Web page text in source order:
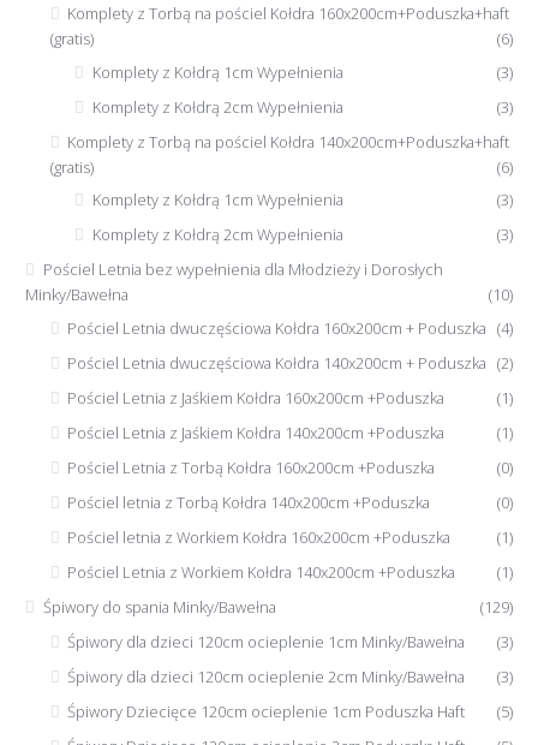
Komplety z Torbą na pościel Kołdra 160x200cm+Poduszka+haft
(gratis)
(6)
Komplety z Kołdrą 1cm Wypełnienia
(3)
Komplety z Kołdrą 2cm Wypełnienia
(3)
Komplety z Torbą na pościel Kołdra 140x200cm+Poduszka+haft
(gratis)
(6)
Komplety z Kołdrą 1cm Wypełnienia
(3)
Komplety z Kołdrą 2cm Wypełnienia
(3)
Pościel Letnia bez wypełnienia dla Młodzieży i Dorosłych
Minky/Bawełna
(10)
Pościel Letnia dwuczęściowa Kołdra 160x200cm + Poduszka (4)
Pościel Letnia dwuczęściowa Kołdra 140x200cm + Poduszka (2)
Pościel Letnia z Jaśkiem Kołdra 160x200cm +Poduszka
(1)
Pościel Letnia z Jaśkiem Kołdra 140x200cm +Poduszka
(1)
Pościel Letnia z Torbą Kołdra 160x200cm +Poduszka
(0)
Pościel letnia z Torbą Kołdra 140x200cm +Poduszka
(0)
Pościel letnia z Workiem Kołdra 160x200cm +Poduszka
(1)
Pościel Letnia z Workiem Kołdra 140x200cm +Poduszka
(1)
Śpiwory do spania Minky/Bawełna
(129)
Śpiwory dla dzieci 120cm ocieplenie 1cm Minky/Bawełna
(3)
Śpiwory dla dzieci 120cm ocieplenie 2cm Minky/Bawełna
(3)
Śpiwory Dziecięce 120cm ocieplenie 1cm Poduszka Haft
(5)